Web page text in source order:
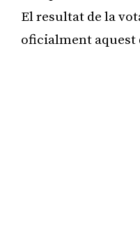
El resultat de la
oficialment aquest